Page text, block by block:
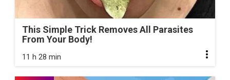
This Simple Trick Removes All Parasites
From Your Body!
11 h 28 min